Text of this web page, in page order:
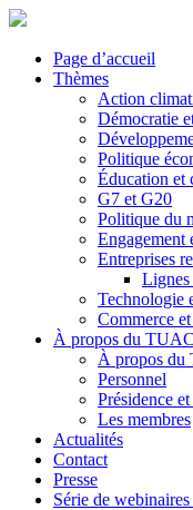
Page d’accueil
Thèmes
Action
Démocratie
Politique
Éducation et
G7 et G20
Politique du
Engagement
Entreprises
Technologie
Commerce
À propos du TUAC
À propos du
Personnel
Présidence
Les membres
Actualités
Contact
Presse
Série de